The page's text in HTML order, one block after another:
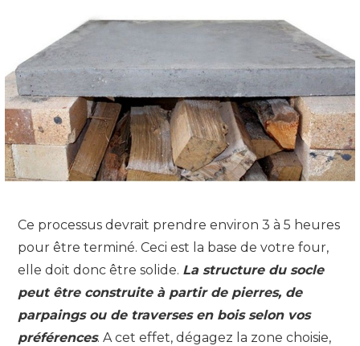
Ce processus devrait prendre environ 3 à 5 heures
pour être terminé. Ceci est la base de votre four,
elle doit donc être solide. La structure du socle
peut être construite à partir de pierres, de
parpaings ou de traverses en bois selon vos
préférences. A cet effet, dégagez la zone choisie,